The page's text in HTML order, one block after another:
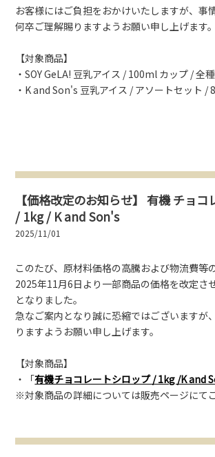
お客様にはご負担をおかけいたしますが、事
何卒ご理解賜りますようお願い申し上げます。
【対象商品】
・SOY GeLA! 豆乳アイス / 100ml カップ / 全種
・K and Son's 豆乳アイス / アソートセット /
【価格改定のお知らせ】 有機 チョ
/ 1kg / K and Son's
2025/11/01
このたび、原材料価格の高騰および物流費等
2025年11月6日より一部商品の価格を改定さ
となりました。
急なご案内となり誠に恐縮ではございますが
りますようお願い申し上げます。
【対象商品】
・「有機チョコレートシロップ / 1kg /K and
※対象商品の詳細については販売ページにて